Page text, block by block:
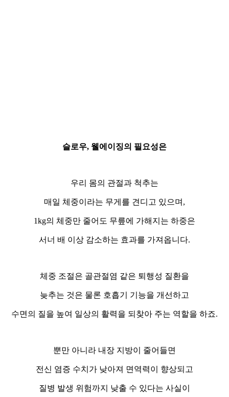
슬로우, 웰에이징의 필요성은
우리 몸의 관절과 척추는
매일 체중이라는 무게를 견디고 있으며,
1kg의 체중만 줄어도 무릎에 가해지는 하중은
서너 배 이상 감소하는 효과를 가져옵니다.
체중 조절은 골관절염 같은 퇴행성 질환을
늦추는 것은 물론 호흡기 기능을 개선하고
수면의 질을 높여 일상의 활력을 되찾아 주는 역할을 하죠.
뿐만 아니라 내장 지방이 줄어들면
전신 염증 수치가 낮아져 면역력이 향상되고
질병 발생 위험까지 낮출 수 있다는 사실이